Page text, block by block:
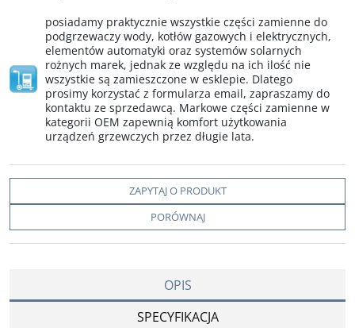
posiadamy praktycznie wszystkie części zamienne do
podgrzewaczy wody, kotłów gazowych i elektrycznych,
elementów automatyki oraz systemów solarnych
rożnych marek, jednak ze względu na ich ilość nie
wszystkie są zamieszczone w esklepie. Dlatego
prosimy korzystać z formularza email, zapraszamy do
kontaktu ze sprzedawcą. Markowe części zamienne w
kategorii OEM zapewnią komfort użytkowania
urządzeń grzewczych przez długie lata.
ZAPYTAJ O PRODUKT
PORÓWNAJ
OPIS
SPECYFIKACJA